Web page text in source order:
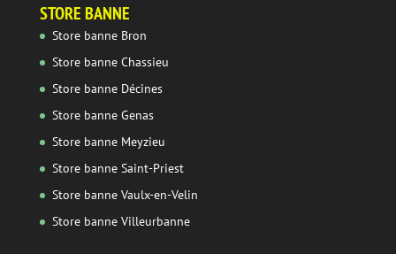
STORE BANNE
Store banne Bron
Store banne Chassieu
Store banne Décines
Store banne Genas
Store banne Meyzieu
Store banne Saint-Priest
Store banne Vaulx-en-Velin
Store banne Villeurbanne